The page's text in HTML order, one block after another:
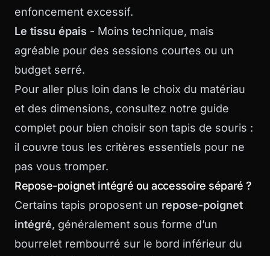
enfoncement excessif.
Le tissu épais - Moins technique, mais
agréable pour des sessions courtes ou un
budget serré.
Pour aller plus loin dans le choix du matériau
et des dimensions, consultez notre guide
complet pour bien choisir son tapis de souris :
il couvre tous les critères essentiels pour ne
pas vous tromper.
Repose-poignet intégré ou accessoire séparé ?
Certains tapis proposent un repose-poignet
intégré, généralement sous forme d’un
bourrelet rembourré sur le bord inférieur du